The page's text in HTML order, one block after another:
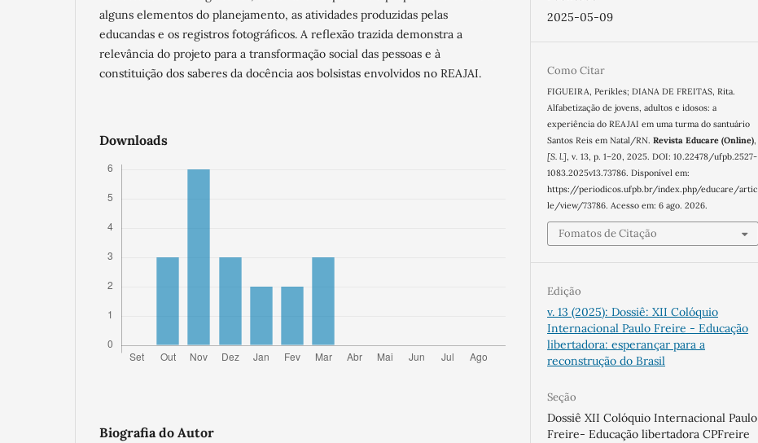
alguns elementos do planejamento, as atividades produzidas pelas
educandas e os registros fotográficos. A reflexão trazida demonstra a
relevância do projeto para a transformação social das pessoas e à
constituição dos saberes da docência aos bolsistas envolvidos no REAJAI.
Downloads
Biografia do Autor
2025-05-09
Como Citar
FIGUEIRA, Perikles; DIANA DE FREITAS, Rita.
Alfabetização de jovens, adultos e idosos: a
experiência do REAJAI em uma turma do santuário
Santos Reis em Natal/RN.Revista Educare (Online)
[S. l.] , v. 13, p. 1–20, 2025. DOI: 10.22478/ufpb.2527-
1083.2025v13.73786. Disponível em:
https://periodicos.ufpb.br/index.php/educare/artic
le/view/73786. Acesso em: 6 ago. 2026.
Fomatos de Citação
Edição
v. 13 (2025): Dossiê: XII Colóquio
Internacional Paulo Freire - Educação
libertadora: esperançar para a
reconstrução do Brasil
Seção
Dossiê XII Colóquio Internacional Paulo
Freire- Educação libertadora CPFreire